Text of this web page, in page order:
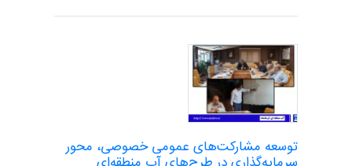
توسعه مشارکت‌های عمومی خصوصی، محور